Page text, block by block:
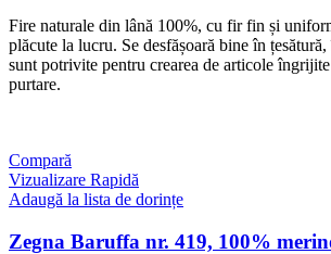
Fire naturale din lână 100%, cu fir fin și
plăcute la lucru. Se desfășoară bine în
sunt potrivite pentru crearea de articole
purtare.
Compară
Vizualizare Rapidă
Adaugă la lista de dorințe
Zegna Baruffa nr. 419, 100%